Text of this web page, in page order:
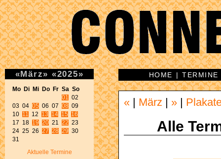
«März» «2025»
Mo Di Mi Do Fr Sa So
01
02
03 04 05 06 07 08 09
10 11 12 13 14 15
16
17 18 19 20 21 22 23
24 25 26 27 28 29 30
31
Aktuelle Termine
HOME |TERMINE
« März »
Alle